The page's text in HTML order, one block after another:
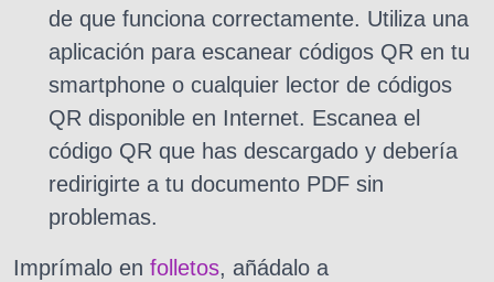
de que funciona correctamente. Utiliza una
aplicación para escanear códigos QR en tu
smartphone o cualquier lector de códigos
QR disponible en Internet. Escanea el
código QR que has descargado y debería
redirigirte a tu documento PDF sin
problemas.
Imprímalo en folletos, añádalo a